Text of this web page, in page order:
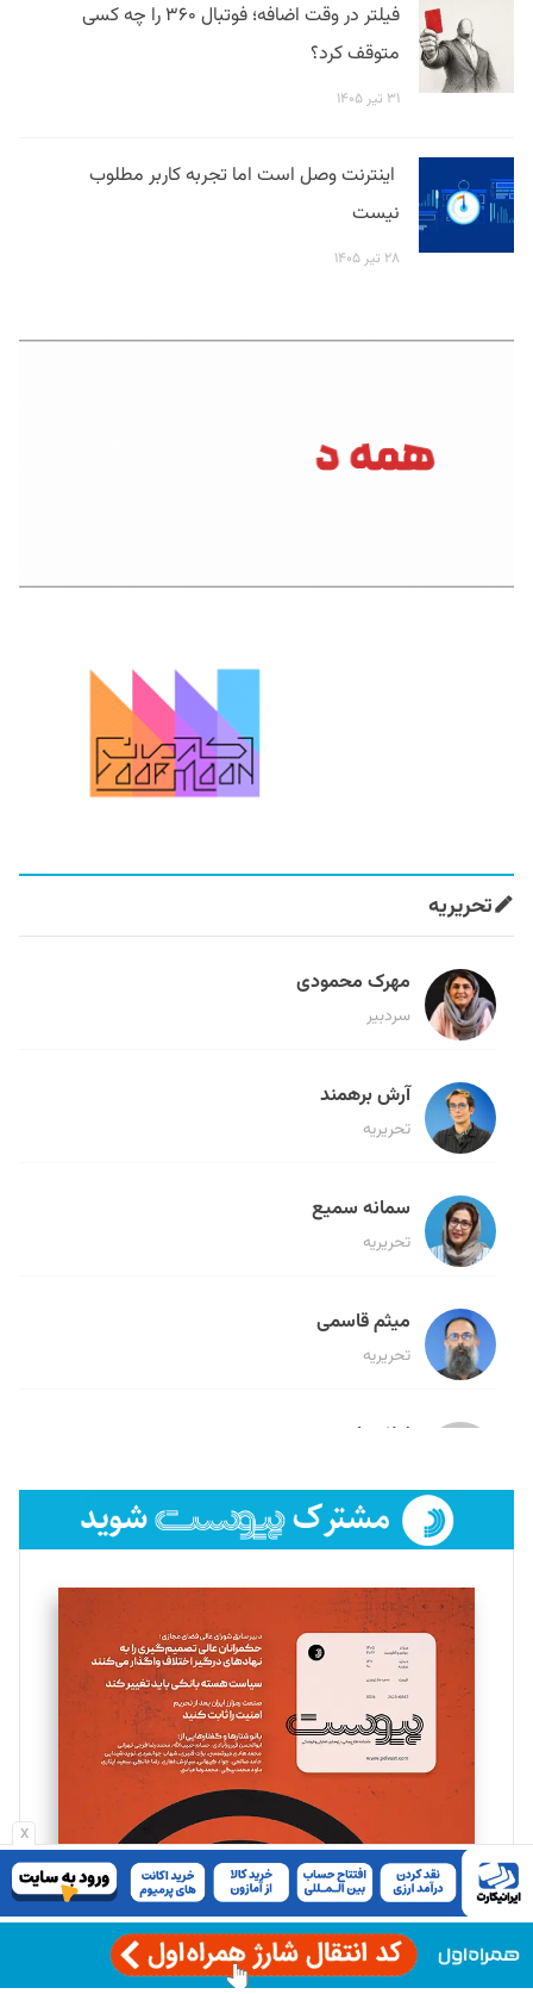
x
فیلتر در وقت اضافه؛ فوتبال ۳۶۰ را چه کسی
متوقف کرد؟
۳۱ تیر ۱۴۰۵
اینترنت وصل است اما تجربه کاربر مطلوب
نیست
۲۸ تیر ۱۴۰۵
تحریریه
مهرک محمودی
سردبیر
آرش برهمند
تحریریه
سمانه سمیع
تحریریه
میثم قاسمی
تحریریه
لیلا حنارود
فائزه فتحی رستمی
تحریریه
سروش کرمیان
تحریریه
مینا پاکدل
یسنا امان‌پور
تحریریه